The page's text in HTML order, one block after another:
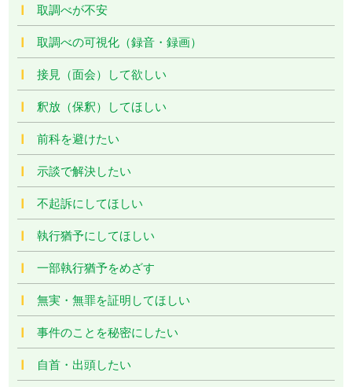
取調べが不安
取調べの可視化（録音・録画）
接見（面会）して欲しい
釈放（保釈）してほしい
前科を避けたい
示談で解決したい
不起訴にしてほしい
執行猶予にしてほしい
一部執行猶予をめざす
無実・無罪を証明してほしい
事件のことを秘密にしたい
自首・出頭したい